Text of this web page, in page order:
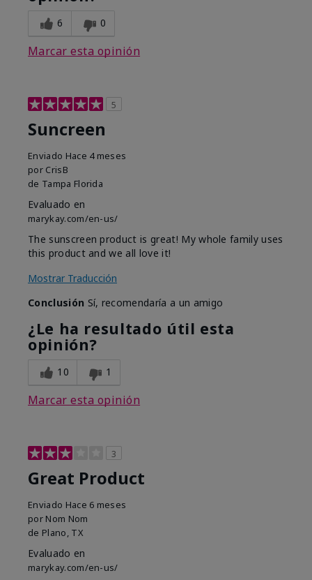
6 0
Marcar esta opinión
5
Suncreen
Enviado Hace 4 meses
por CrisB
de Tampa Florida
Evaluado en
marykay.com/en-us/
The sunscreen product is great! My whole family uses
this product and we all love it!
Mostrar Traducción
Conclusión Sí, recomendaría a un amigo
¿Le ha resultado útil esta
opinión?
10 1
Marcar esta opinión
3
Great Product
Enviado Hace 6 meses
por Nom Nom
de Plano, TX
Evaluado en
marykay.com/en-us/